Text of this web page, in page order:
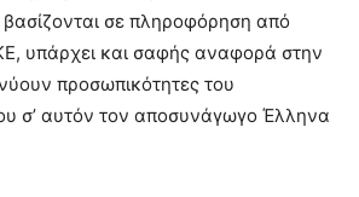
βασίζονται σε πληροφόρηση από
υπάρχει και σαφής αναφορά στην
προσωπικότητες του
σ’ αυτόν τον αποσυνάγωγο Έλληνα